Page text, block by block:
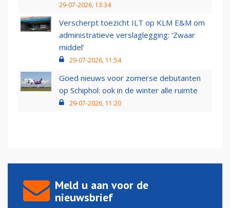
29-07-2026, 13:34
Verscherpt toezicht ILT op KLM E&M om
administratieve verslaglegging: ‘Zwaar
middel’
29-07-2026, 11:54
Goed nieuws voor zomerse debutanten
op Schiphol: ook in de winter alle ruimte
29-07-2026, 11:20
Meld u aan voor de
nieuwsbrief